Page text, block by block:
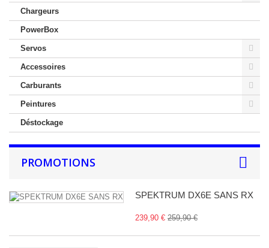
Chargeurs
PowerBox
Servos
Accessoires
Carburants
Peintures
Déstockage
PROMOTIONS
SPEKTRUM DX6E SANS RX
239,90 € 259,90 €